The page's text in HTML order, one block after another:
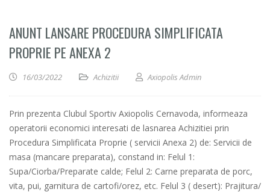
ANUNT LANSARE PROCEDURA SIMPLIFICATA
PROPRIE PE ANEXA 2
16/03/2022 Achizitii Axiopolis Admin
Prin prezenta Clubul Sportiv Axiopolis Cernavoda, informeaza
operatorii economici interesati de lasnarea Achizitiei prin
Procedura Simplificata Proprie ( servicii Anexa 2) de: Servicii de
masa (mancare preparata), constand in: Felul 1:
Supa/Ciorba/Preparate calde; Felul 2: Carne preparata de porc,
vita, pui, garnitura de cartofi/orez, etc. Felul 3 ( desert): Prajitura/